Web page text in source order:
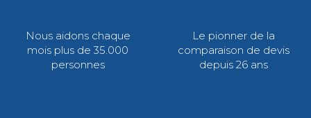
Nous aidons chaque
mois plus de 35.000
personnes
Le pionner de la
comparaison de devis
depuis 26 ans